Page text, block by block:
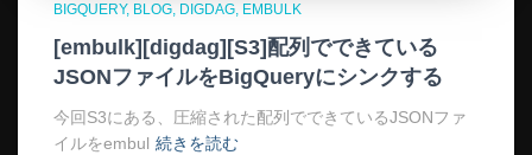
BIGQUERY BLOG DIGDAG EMBULK
[embulk][digdag][S3]配列でできている
JSONファイルをBigQueryにシンクする
今回S3にある、圧縮された配列でできているJSONファ
イルをembul 続きを読む